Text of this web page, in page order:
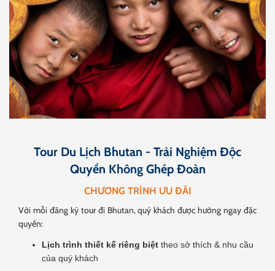
Tour Du Lịch Bhutan - Trải Nghiệm Độc
Quyền Không Ghép Đoàn
CHƯƠNG TRÌNH ƯU ĐÃI
Với mỗi đăng ký tour đi Bhutan, quý khách được hưởng ngay đặc
quyền:
Lịch trình thiết kế riêng biệt theo sở thích & nhu cầu
của quý khách